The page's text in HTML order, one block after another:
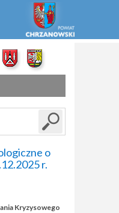
o
r.
Kryzysowego